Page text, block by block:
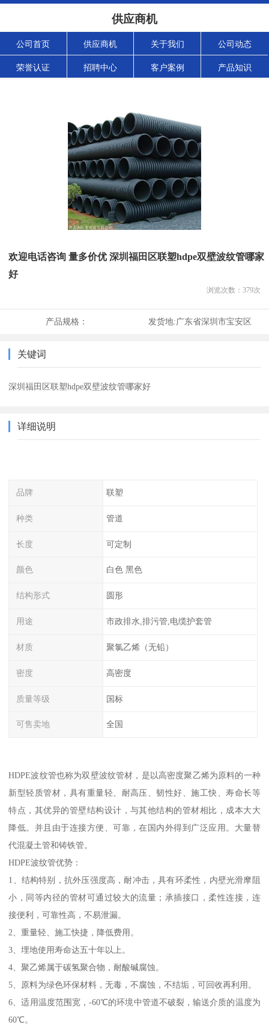
供应商机
公司首页 供应商机 关于我们 公司动态
荣誉认证 招聘中心 客户案例 产品知识
欢迎电话咨询 量多价优 深圳福田区联塑hdpe双壁波纹管哪家
好
浏览次数： 379次
产品规格： 发货地:广东省深圳市宝安区
关键词
深圳福田区联塑hdpe双壁波纹管哪家好
详细说明
品牌 联塑
种类 管道
长度 可定制
颜色 白色 黑色
结构形式 圆形
用途 市政排水,排污管,电缆护套管
材质 聚氯乙烯（无铅）
密度 高密度
质量等级 国标
可售卖地 全国
HDPE波纹管也称为双壁波纹管材，是以高密度聚乙烯为原料的一种
新型轻质管材，具有重量轻、耐高压、韧性好、施工快、寿命长等
特点，其优异的管壁结构设计，与其他结构的管材相比，成本大大
降低。并且由于连接方便、可靠，在国内外得到广泛应用。大量替
代混凝土管和铸铁管。
HDPE波纹管优势：
1、结构特别，抗外压强度高，耐冲击，具有环柔性，内壁光滑摩阻
小，同等内径的管材可通过较大的流量；承插接口，柔性连接，连
接便利，可靠性高，不易泄漏。
2、重量轻、施工快捷，降低费用。
3、埋地使用寿命达五十年以上。
4、聚乙烯属于碳氢聚合物，耐酸碱腐蚀。
5、原料为绿色环保材料，无毒，不腐蚀，不结垢，可回收再利用。
6、适用温度范围宽，-60℃的环境中管道不破裂，输送介质的温度为
60℃。